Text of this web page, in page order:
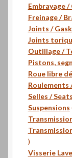
Embrayage /
Freinage /
Joints /
Joints
Outillage /
Pistons,
Roue libre
Roulements
Selles / Seats
Suspensions
16
produits
Visserie